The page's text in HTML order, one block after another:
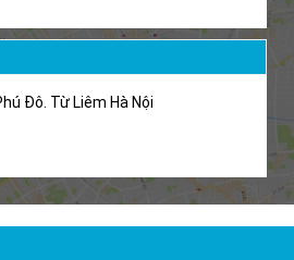
Đô. Từ Liêm Hà Nội